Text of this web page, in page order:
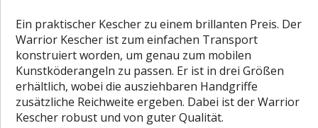
Ein praktischer Kescher zu einem brillanten Preis. Der
Warrior Kescher ist zum einfachen Transport
konstruiert worden, um genau zum mobilen
Kunstköderangeln zu passen. Er ist in drei Größen
erhältlich, wobei die ausziehbaren Handgriffe
zusätzliche Reichweite ergeben. Dabei ist der Warrior
Kescher robust und von guter Qualität.